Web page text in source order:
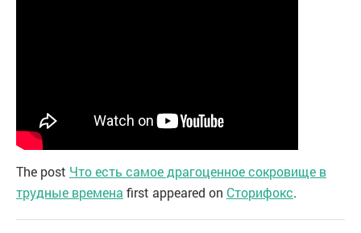
The post Что есть самое драгоценное сокровище в
трудные времена first appeared on Сторифокс.